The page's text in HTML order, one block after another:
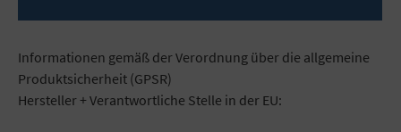
Informationen gemäß der Verordnung über die allgemeine
Produktsicherheit (GPSR)
Hersteller + Verantwortliche Stelle in der EU: